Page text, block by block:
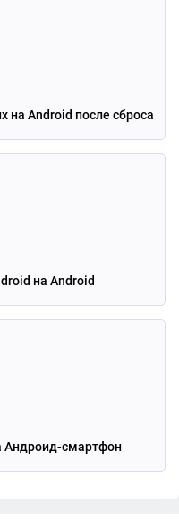
на Android после сброса
на Android
Андроид-смартфон